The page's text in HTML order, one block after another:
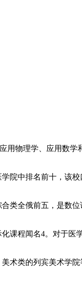
用物理学、应用数学
院中排名前十，该
类全俄前五，是数
课程闻名‌4。对于医
术类的‌列宾美术学